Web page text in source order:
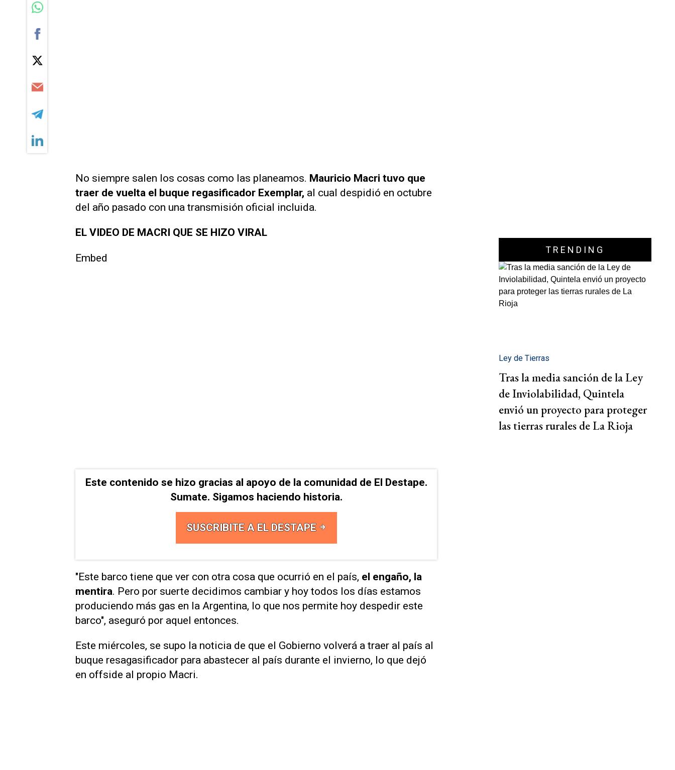
No siempre salen los cosas como las planeamos. Mauricio Macri tuvo que
traer de vuelta el buque regasificador Exemplar, al cual despidió en octubre
del año pasado con una transmisión oficial incluida.
EL VIDEO DE MACRI QUE SE HIZO VIRAL
Embed
Este contenido se hizo gracias al apoyo de la comunidad de El Destape.
Sumate. Sigamos haciendo historia.
SUSCRIBITE A EL DESTAPE
"Este barco tiene que ver con otra cosa que ocurrió en el país, el engaño, la
mentira. Pero por suerte decidimos cambiar y hoy todos los días estamos
produciendo más gas en la Argentina, lo que nos permite hoy despedir este
barco", aseguró por aquel entonces.
Este miércoles, se supo la noticia de que el Gobierno volverá a traer al país al
buque resagasificador para abastecer al país durante el invierno, lo que dejó
en offside al propio Macri.
TRENDING
Ley de Tierras
Tras la media sanción de la Ley
de Inviolabilidad, Quintela
envió un proyecto para proteger
las tierras rurales de La Rioja